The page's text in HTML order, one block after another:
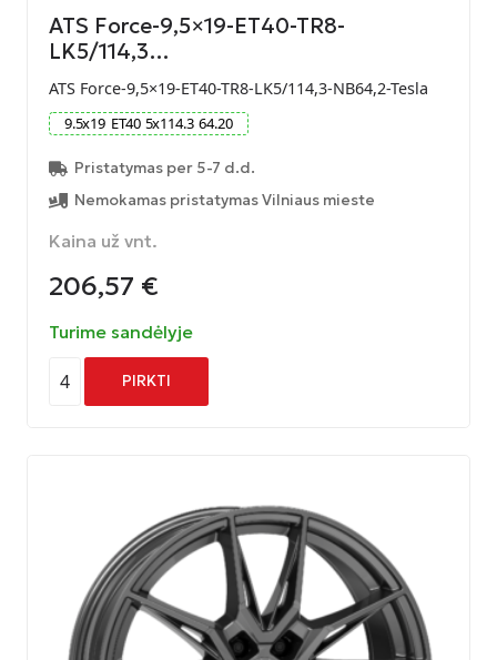
ATS Force-9,5×19-ET40-TR8-
LK5/114,3…
ATS Force-9,5×19-ET40-TR8-LK5/114,3-NB64,2-Tesla
9.5x19 ET40 5x114.3 64.20
Pristatymas per 5-7 d.d.
Nemokamas pristatymas Vilniaus mieste
Kaina už vnt.
206,57 €
Turime sandėlyje
4 PIRKTI